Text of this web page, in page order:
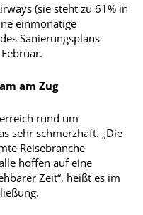
(sie steht zu 61% in
einmonatige
Sanierungsplans
am Zug
rund um
sehr schmerzhaft. „Die
Reisebranche
hoffen auf eine
Zeit“, heißt es im